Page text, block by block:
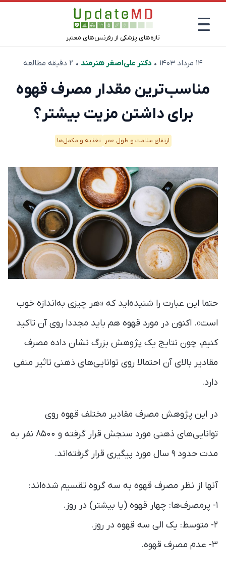
تازه‌های پزشکی از رفرنس‌های معتبر
۱۴ مرداد ۱۴۰۳ • دکتر علی‌اصغر هنرمند • ۲ دقیقه مطالعه
مناسب‌ترین مقدار مصرف قهوه
برای داشتن مزیت بیشتر؟
ارتقای سلامت و طول عمر تغذیه و مکمل‌ها
حتما این عبارت را شنیده‌اید که «هر چیزی به‌اندازه‌‌ خوب
است». اکنون در مورد قهوه هم باید مجددا روی آن تاکید
کنیم، چون نتایج یک پژوهش بزرگ نشان داده مصرف
مقادیر بالای آن احتمالا روی توانایی‌های ذهنی تاثیر منفی
دارد.
در این پژوهش مصرف مقادیر مختلف قهوه روی
توانایی‌های ذهنی مورد سنجش قرار گرفته و ۸۵۰۰ نفر به
مدت حدود ۹ سال مورد پیگیری قرار گرفته‌اند.
آنها از نظر مصرف قهوه به سه گروه تقسیم شده‌اند:
۱- پرمصرف‌ها: چهار قهوه (یا بیشتر) در روز.
۲- متوسط: یک الی سه قهوه در روز.
۳- عدم مصرف قهوه.